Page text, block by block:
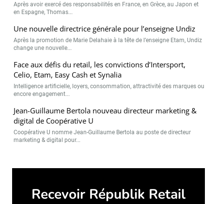
Après avoir exercé des responsabilités en France, en Grèce, au Japon et
en Espagne, Thomas...
Une nouvelle directrice générale pour l’enseigne Undiz
Après la promotion de Marie Delahaie à la tête de l’enseigne Etam, Undiz
change une nouvelle...
Face aux défis du retail, les convictions d’Intersport,
Celio, Etam, Easy Cash et Synalia
Intelligence artificielle, loyers, consommation, attractivité des marques ou
encore engagement...
Jean-Guillaume Bertola nouveau directeur marketing &
digital de Coopérative U
Coopérative U nomme Jean-Guillaume Bertola au poste de directeur
marketing & digital pour...
Recevoir Républik Retail